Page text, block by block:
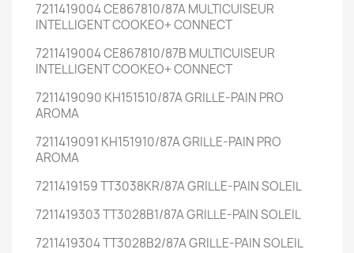
7211419004 CE867810/87A MULTICUISEUR
INTELLIGENT COOKEO+ CONNECT
7211419004 CE867810/87B MULTICUISEUR
INTELLIGENT COOKEO+ CONNECT
7211419090 KH151510/87A GRILLE-PAIN PRO
AROMA
7211419091 KH151910/87A GRILLE-PAIN PRO
AROMA
7211419159 TT3038KR/87A GRILLE-PAIN SOLEIL
7211419303 TT3028B1/87A GRILLE-PAIN SOLEIL
7211419304 TT3028B2/87A GRILLE-PAIN SOLEIL